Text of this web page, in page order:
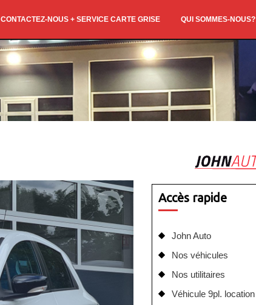
CONTACTEZ-NOUS + SERVICE CARTE GRISE QUI SOMMES-NOUS?
Accès rapide
John Auto
Nos véhicules
Nos utilitaires
Véhicule 9pl. location